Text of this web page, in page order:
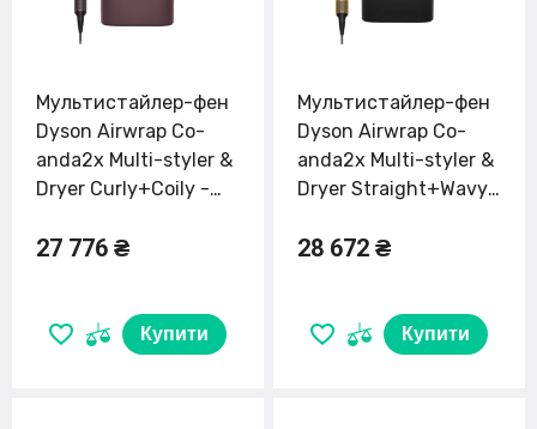
Мультистайлер-фен
Dyson Airwrap Co-
anda2x Multi-styler &
Dryer Curly+Coily -
Gold EU (598808-01)
27 776 ₴
Купити
Мультистайлер-фен
Dyson Airwrap Co-
anda2x Multi-styler &
Dryer Straight+Wavy
(176955-01) EU
28 672 ₴
Купити